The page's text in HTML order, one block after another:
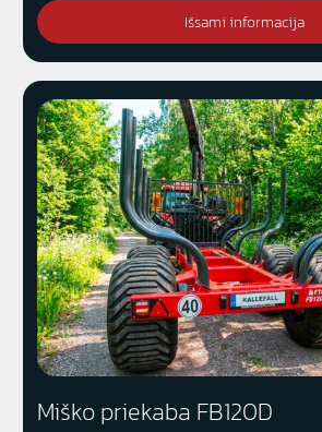
Išsami informacija
Miško priekaba FB120D